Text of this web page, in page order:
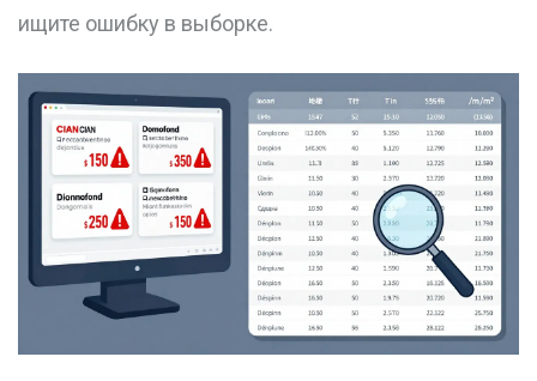
ищите ошибку в выборке.